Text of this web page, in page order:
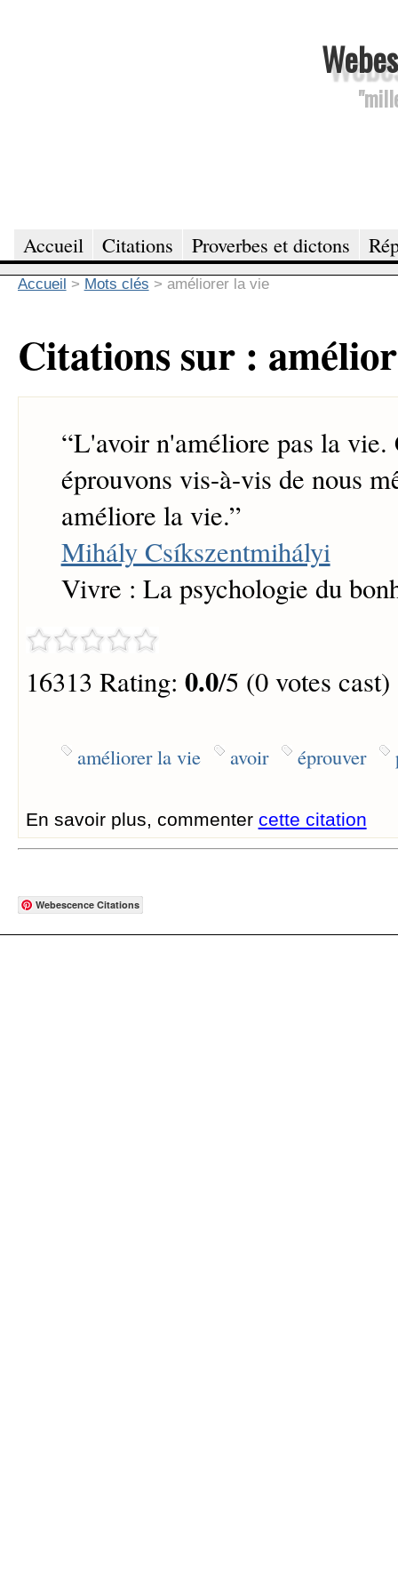
Accueil Citations Proverbes et dictons
Accueil > Mots clés > améliorer la vie
Citations sur :
“L'avoir n'améliore pas la vie.
éprouvons vis-à-vis de nous
améliore la vie.”
Mihály Csíkszentmihályi
Vivre : La psychologie du
16313 Rating: 0.0/5 (0 votes cast)
améliorer la vie avoir éprouver
En savoir plus, commenter cette citation
Webescence Citations